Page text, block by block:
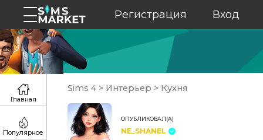
Регистрация Вход
Sims 4 > Интерьер > Кухня
ОПУБЛИКОВАЛ(А)
NE_SHANEL
Главная
Популярное